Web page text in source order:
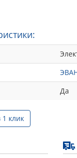
Да
1 клик